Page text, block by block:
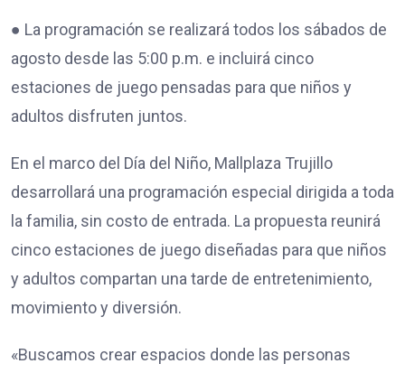
● La programación se realizará todos los sábados de
agosto desde las 5:00 p.m. e incluirá cinco
estaciones de juego pensadas para que niños y
adultos disfruten juntos.
En el marco del Día del Niño, Mallplaza Trujillo
desarrollará una programación especial dirigida a toda
la familia, sin costo de entrada. La propuesta reunirá
cinco estaciones de juego diseñadas para que niños
y adultos compartan una tarde de entretenimiento,
movimiento y diversión.
«Buscamos crear espacios donde las personas